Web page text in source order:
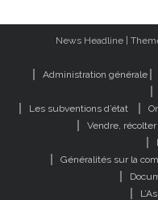
News Headline
Administration générale
Les subventions d’état
Vendre,
Généralités sur la